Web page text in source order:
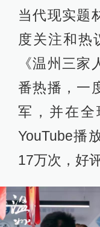
当代现实题
度关注和热
《温州三
番热播，一
军，并在
YouTube播
17万次，好